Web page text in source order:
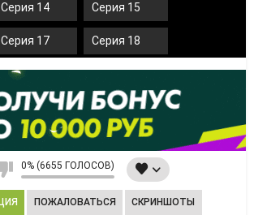
Серия 14 Серия 15
Серия 17 Серия 18
0% (6655 ГОЛОСОВ)
ПОЖАЛОВАТЬСЯ СКРИНШОТЫ